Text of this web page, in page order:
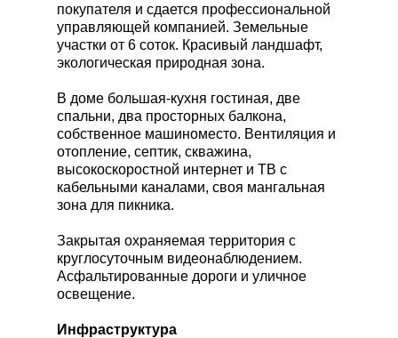
покупателя и сдается профессиональной
управляющей компанией. Земельные
участки от 6 соток. Красивый ландшафт,
экологическая природная зона.
В доме большая-кухня гостиная, две
спальни, два просторных балкона,
собственное машиноместо. Вентиляция и
отопление, септик, скважина,
высокоскоростной интернет и ТВ с
кабельными каналами, своя мангальная
зона для пикника.
Закрытая охраняемая территория с
круглосуточным видеонаблюдением.
Асфальтированные дороги и уличное
освещение.
Инфраструктура